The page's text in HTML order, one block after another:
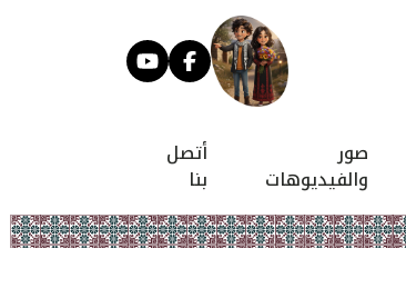
صور
والفيديوهات
أتصل
بنا